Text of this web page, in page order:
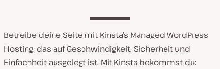
Betreibe deine Seite mit Kinsta’s Managed WordPress
Hosting, das auf Geschwindigkeit, Sicherheit und
Einfachheit ausgelegt ist. Mit Kinsta bekommst du: